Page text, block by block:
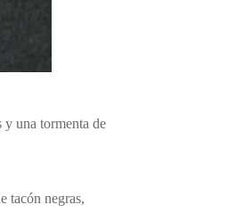
y una tormenta de
tacón negras,